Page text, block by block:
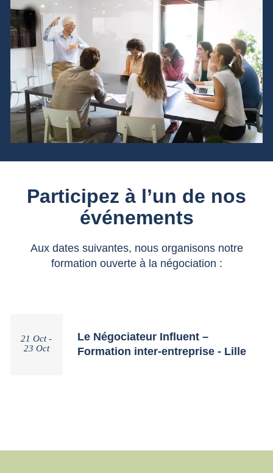
Participez à l’un de nos
événements
Aux dates suivantes, nous organisons notre
formation ouverte à la négociation :
21 Oct -
23 Oct
Le Négociateur Influent –
Formation inter-entreprise - Lille